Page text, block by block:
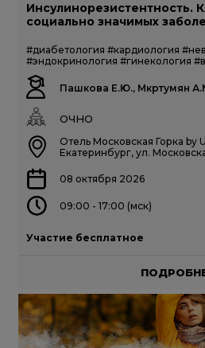
Инсулинорезистентность.
социально значимых
#диабетология #кардиология
#эндокринология #гинекология
Пашкова Е.Ю., Мкртумян
ОЧНО
Отель Московская Горка by
Екатеринбург, ул.
08 октября 2026
09:00 - 17:00 (мск)
Участие бесплатное